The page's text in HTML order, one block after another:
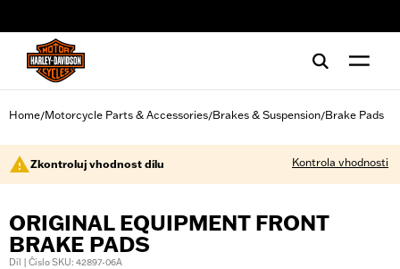
Home/Motorcycle Parts & Accessories/Brakes & Suspension/Brake Pads
Zkontroluj vhodnost dílu Kontrola vhodnosti
ORIGINAL EQUIPMENT FRONT
BRAKE PADS
Díl | Číslo SKU: 42897-06A